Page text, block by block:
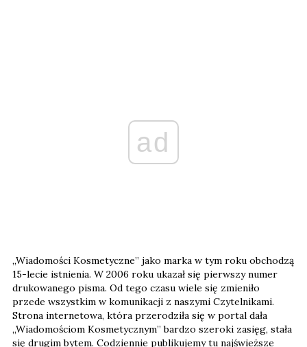
ad
„Wiadomości Kosmetyczne” jako marka w tym roku obchodzą
15-lecie istnienia. W 2006 roku ukazał się pierwszy numer
drukowanego pisma. Od tego czasu wiele się zmieniło
przede wszystkim w komunikacji z naszymi Czytelnikami.
Strona internetowa, która przerodziła się w portal dała
„Wiadomościom Kosmetycznym” bardzo szeroki zasięg, stała
się drugim bytem. Codziennie publikujemy tu najświeższe